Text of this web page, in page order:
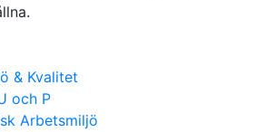
& Kvalitet
och P
Arbetsmiljö